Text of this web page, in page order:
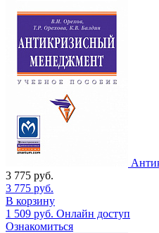
3 775 руб.
3 775 руб.
В корзину
1 509 руб. Онлайн доступ
Ознакомиться